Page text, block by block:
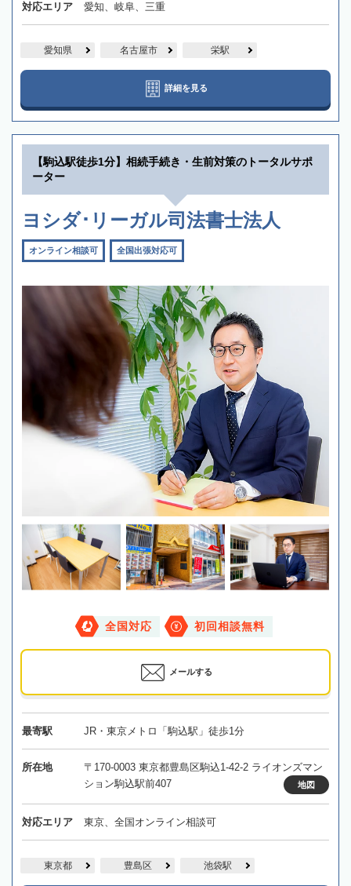
対応エリア 愛知、岐阜、三重
愛知県 名古屋市 栄駅
詳細を見る
【駒込駅徒歩1分】相続手続き・生前対策のトータルサポ
ーター
ヨシダ･リーガル司法書士法人
オンライン相談可 全国出張対応可
全国対応 初回相談無料
メールする
最寄駅 JR・東京メトロ「駒込駅」徒歩1分
所在地
〒170-0003 東京都豊島区駒込1-42-2 ライオンズマン
ション駒込駅前407
地図
対応エリア 東京、全国オンライン相談可
東京都 豊島区 池袋駅